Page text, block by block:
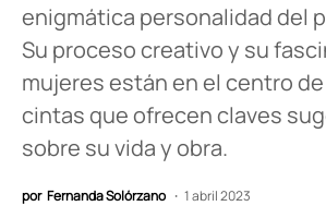
enigmática personalidad del
Su proceso creativo y su
mujeres están en el centro
cintas que ofrecen claves
sobre su vida y obra.
por Fernanda Solórzano 1 abril 2023